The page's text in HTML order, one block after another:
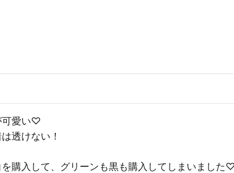
可愛い♡
透けない！
を購入して、グリーンも黒も購入してしまいました♡